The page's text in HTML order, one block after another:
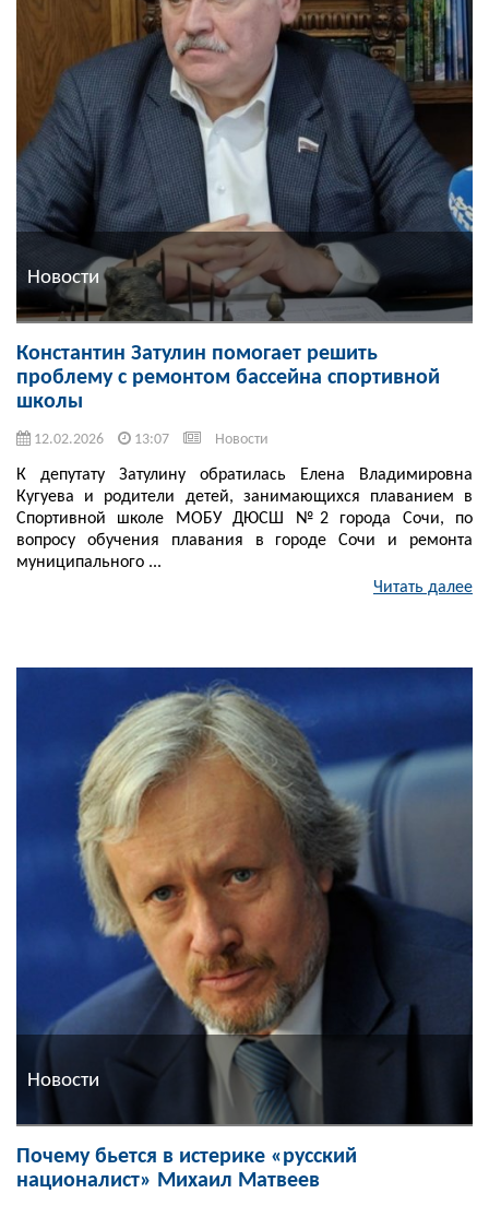
Новости
Константин Затулин помогает решить
проблему с ремонтом бассейна спортивной
школы
12.02.2026 13:07 Новости
К депутату Затулину обратилась Елена Владимировна
Кугуева и родители детей, занимающихся плаванием в
Спортивной школе МОБУ ДЮСШ №2 города Сочи, по
вопросу обучения плавания в городе Сочи и ремонта
муниципального ...
Читать далее
Новости
Почему бьется в истерике «русский
националист» Михаил Матвеев